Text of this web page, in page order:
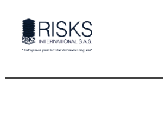
contenido